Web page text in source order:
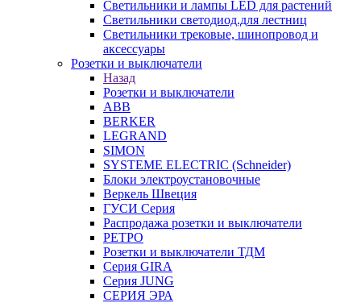
Светильники и лампы LED для растений
Светильники светодиод.для лестниц
Светильники трековые, шинопровод и
аксессуары
Розетки и выключатели
Назад
Розетки и выключатели
ABB
BERKER
LEGRAND
SIMON
SYSTEME ELECTRIC (Schneider)
Блоки электроустановочные
Веркель Швеция
ГУСИ Серия
Распродажа розетки и выключатели
РЕТРО
Розетки и выключатели ТДМ
Серия GIRA
Серия JUNG
СЕРИЯ ЭРА